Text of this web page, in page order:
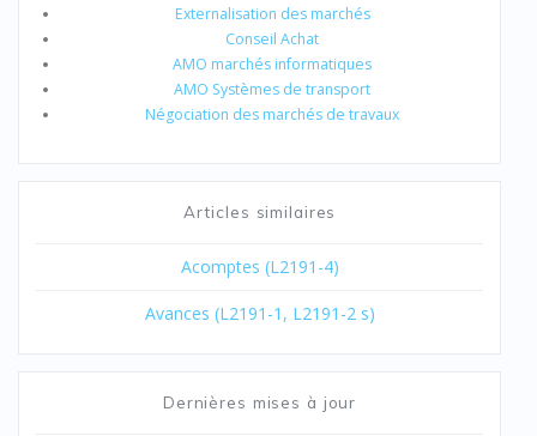
Externalisation des marchés
Conseil Achat
AMO marchés informatiques
AMO Systèmes de transport
Négociation des marchés de travaux
Articles similaires
Acomptes (L2191-4)
Avances (L2191-1, L2191-2 s)
Dernières mises à jour